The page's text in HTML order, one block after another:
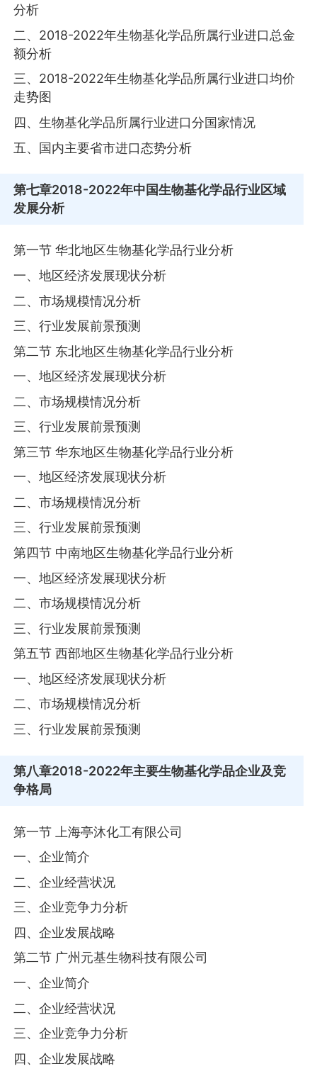
分析
二、2018-2022年生物基化学品所属行业进口总金
额分析
三、2018-2022年生物基化学品所属行业进口均价
走势图
四、生物基化学品所属行业进口分国家情况
五、国内主要省市进口态势分析
第七章2018-2022年中国生物基化学品行业区域
发展分析
第一节 华北地区生物基化学品行业分析
一、地区经济发展现状分析
二、市场规模情况分析
三、行业发展前景预测
第二节 东北地区生物基化学品行业分析
一、地区经济发展现状分析
二、市场规模情况分析
三、行业发展前景预测
第三节 华东地区生物基化学品行业分析
一、地区经济发展现状分析
二、市场规模情况分析
三、行业发展前景预测
第四节 中南地区生物基化学品行业分析
一、地区经济发展现状分析
二、市场规模情况分析
三、行业发展前景预测
第五节 西部地区生物基化学品行业分析
一、地区经济发展现状分析
二、市场规模情况分析
三、行业发展前景预测
第八章2018-2022年主要生物基化学品企业及竞
争格局
第一节 上海亭沐化工有限公司
一、企业简介
二、企业经营状况
三、企业竞争力分析
四、企业发展战略
第二节 广州元基生物科技有限公司
一、企业简介
二、企业经营状况
三、企业竞争力分析
四、企业发展战略